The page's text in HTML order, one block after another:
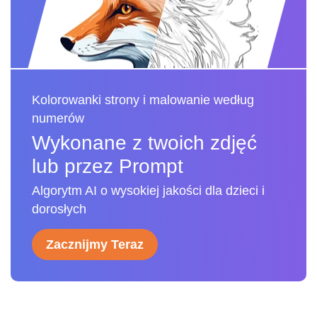
Kolorowanki strony i malowanie według
numerów
Wykonane z twoich zdjęć
lub przez Prompt
Algorytm AI o wysokiej jakości dla dzieci i
dorosłych
Zacznijmy Teraz